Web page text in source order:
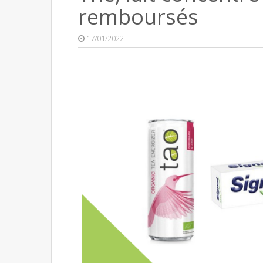
remboursés
17/01/2022